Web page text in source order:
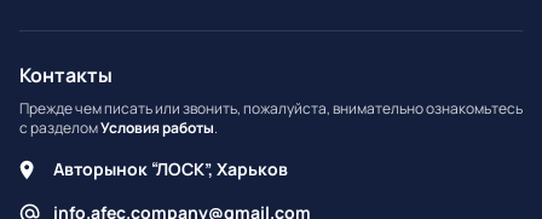
Контакты
Прежде чем писать или звонить, пожалуйста, внимательно ознакомьтесь
с разделомУсловия работы.
Авторынок “ЛОСК”, Харьков
info.afec.company@gmail.com